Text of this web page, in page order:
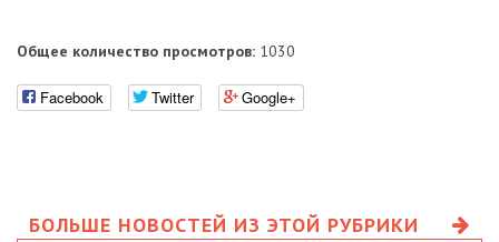
Общее количество просмотров: 1030
Facebook Twitter Google+
БОЛЬШЕ НОВОСТЕЙ ИЗ ЭТОЙ РУБРИКИ